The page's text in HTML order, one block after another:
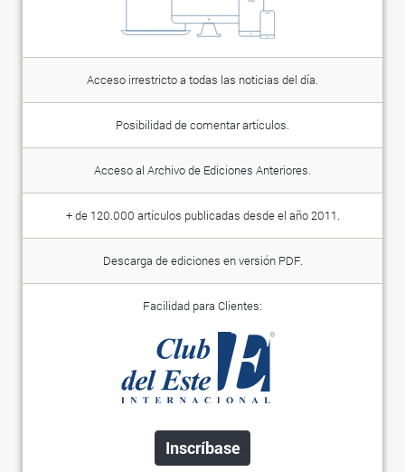
Acceso irrestricto a todas las noticias del día.
Posibilidad de comentar artículos.
Acceso al Archivo de Ediciones Anteriores.
+ de 120.000 artículos publicadas desde el año 2011.
Descarga de ediciones en versión PDF.
Facilidad para Clientes:
Inscríbase